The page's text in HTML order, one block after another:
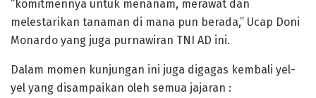
“komitmennya untuk menanam, merawat dan
melestarikan tanaman di mana pun berada,” Ucap Doni
Monardo yang juga purnawiran TNI AD ini.
Dalam momen kunjungan ini juga digagas kembali yel-
yel yang disampaikan oleh semua jajaran :